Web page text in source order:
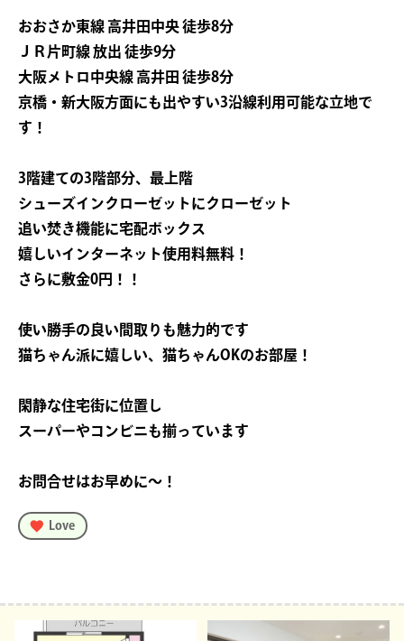
おおさか東線 高井田中央 徒歩8分
ＪＲ片町線 放出 徒歩9分
大阪メトロ中央線 高井田 徒歩8分
京橋・新大阪方面にも出やすい3沿線利用可能な立地で
す！
3階建ての3階部分、最上階
シューズインクローゼットにクローゼット
追い焚き機能に宅配ボックス
嬉しいインターネット使用料無料！
さらに敷金0円！！
使い勝手の良い間取りも魅力的です
猫ちゃん派に嬉しい、猫ちゃんOKのお部屋！
閑静な住宅街に位置し
スーパーやコンビニも揃っています
お問合せはお早めに〜！
Love